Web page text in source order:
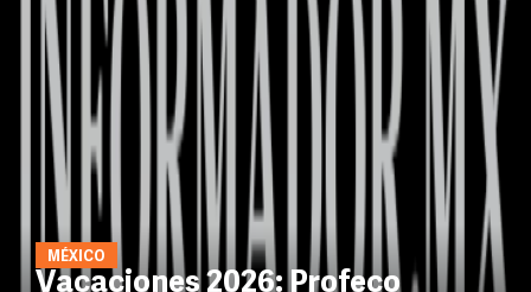
MÉXICO
Vacaciones 2026: Profeco